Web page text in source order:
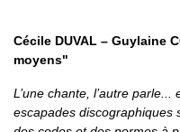
Cécile DUVAL – Guylaine
moyens"
L’une chante, l’autre
escapades discographiques